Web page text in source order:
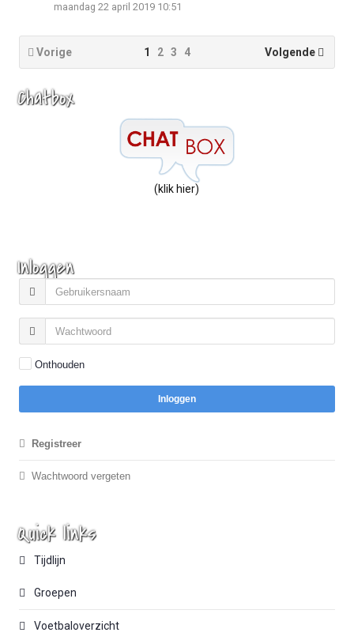
maandag 22 april 2019 10:51
Vorige Volgende
1 2 3 4
Chatbox
(klik hier)
Inloggen
Onthouden
Inloggen
Registreer
Wachtwoord vergeten
Quick links
Tijdlijn
Groepen
Voetbaloverzicht